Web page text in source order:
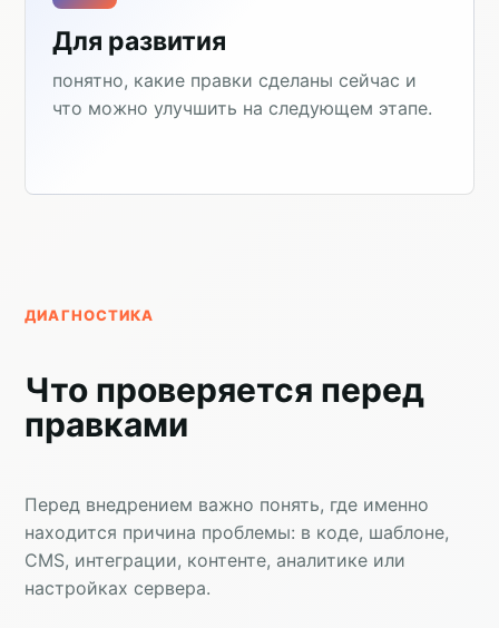
Для развития
понятно, какие правки сделаны сейчас и
что можно улучшить на следующем этапе.
ДИАГНОСТИКА
Что проверяется перед
правками
Перед внедрением важно понять, где именно
находится причина проблемы: в коде, шаблоне,
CMS, интеграции, контенте, аналитике или
настройках сервера.